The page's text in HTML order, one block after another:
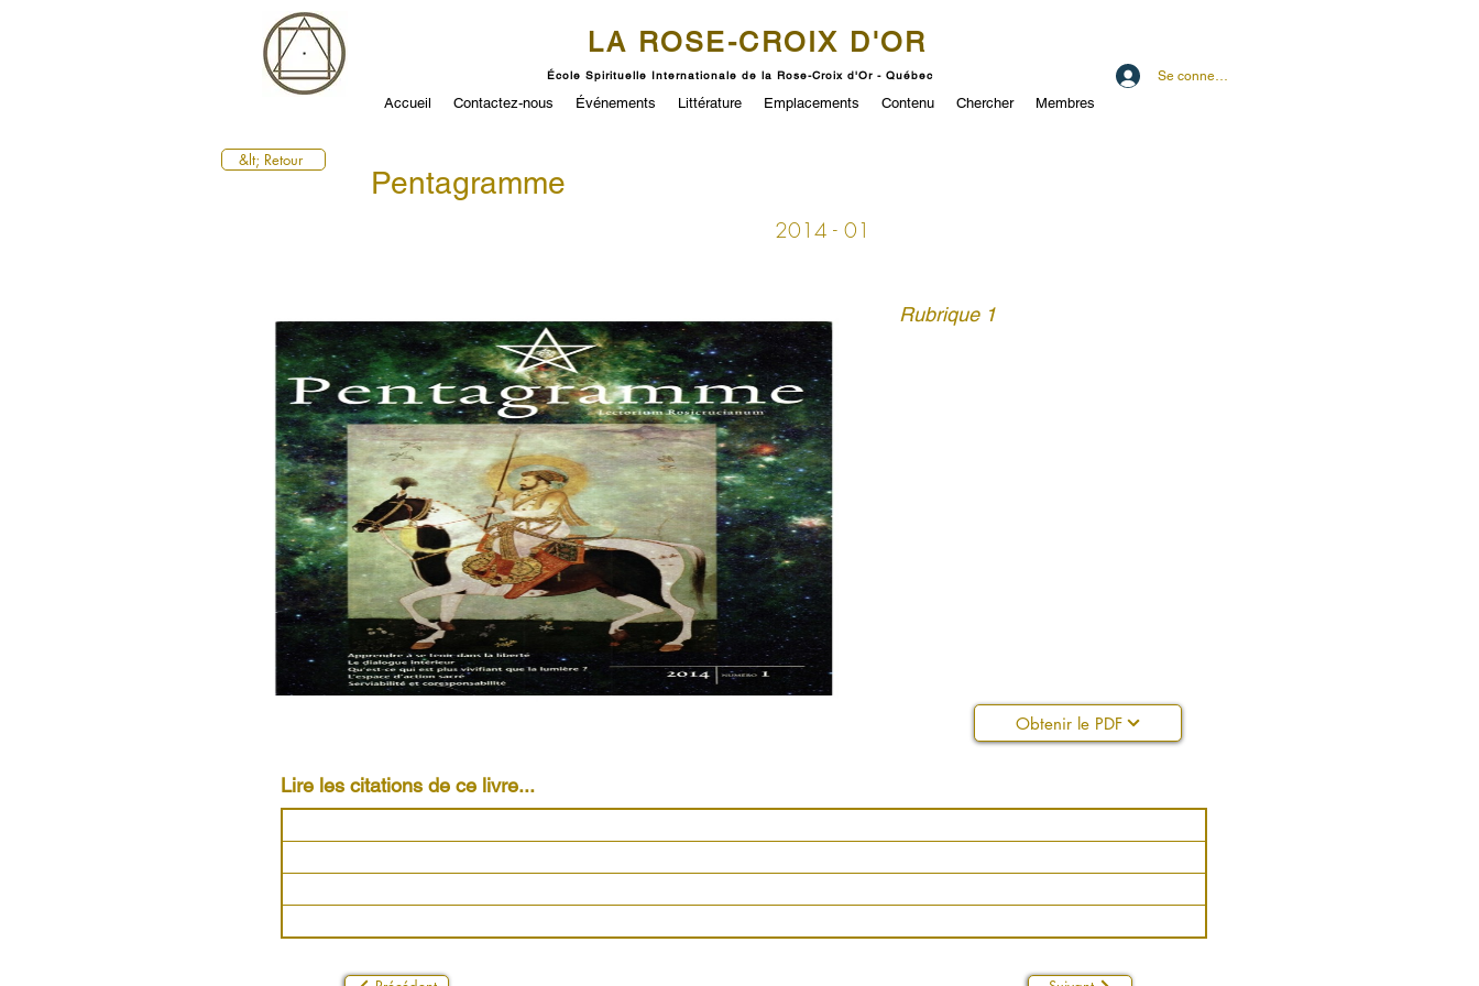
LA ROSE-CROIX D'OR
École Spirituelle Internationale de la Rose-Croix d'Or - Québec Se connecter
Accueil Contactez-nous Événements Littérature Emplacements Contenu Chercher Membres
&lt; Retour
Pentagramme
2014 - 01
Rubrique 1
Obtenir le PDF
Lire les citations de ce livre...